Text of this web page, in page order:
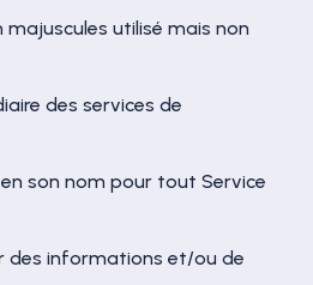
utilisé mais non
des services de
son nom pour tout Service
des informations et/ou de